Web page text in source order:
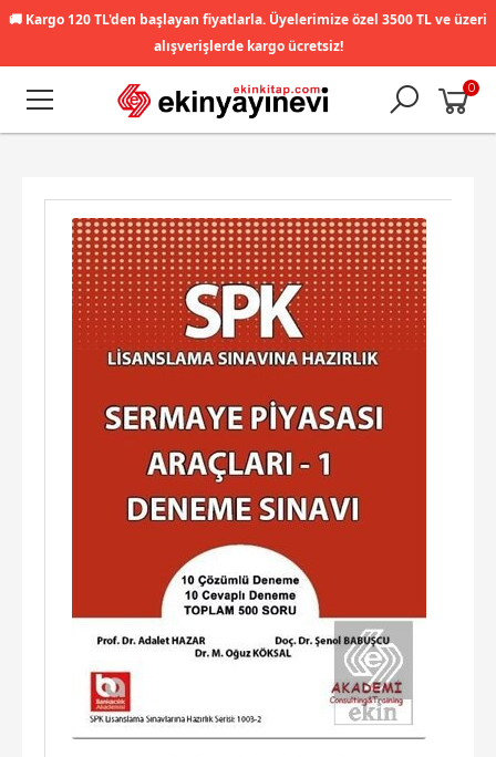
🚚 Kargo 120 TL'den başlayan fiyatlarla. Üyelerimize özel 3500 TL ve üzeri
alışverişlerde kargo ücretsiz!
0